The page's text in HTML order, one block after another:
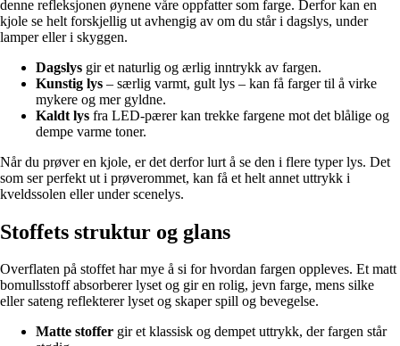
denne refleksjonen øynene våre oppfatter som farge. Derfor kan en
kjole se helt forskjellig ut avhengig av om du står i dagslys, under
lamper eller i skyggen.
Dagslys gir et naturlig og ærlig inntrykk av fargen.
Kunstig lys – særlig varmt, gult lys – kan få farger til å virke
mykere og mer gyldne.
Kaldt lys fra LED-pærer kan trekke fargene mot det blålige og
dempe varme toner.
Når du prøver en kjole, er det derfor lurt å se den i flere typer lys. Det
som ser perfekt ut i prøverommet, kan få et helt annet uttrykk i
kveldssolen eller under scenelys.
Stoffets struktur og glans
Overflaten på stoffet har mye å si for hvordan fargen oppleves. Et matt
bomullsstoff absorberer lyset og gir en rolig, jevn farge, mens silke
eller sateng reflekterer lyset og skaper spill og bevegelse.
Matte stoffer gir et klassisk og dempet uttrykk, der fargen står